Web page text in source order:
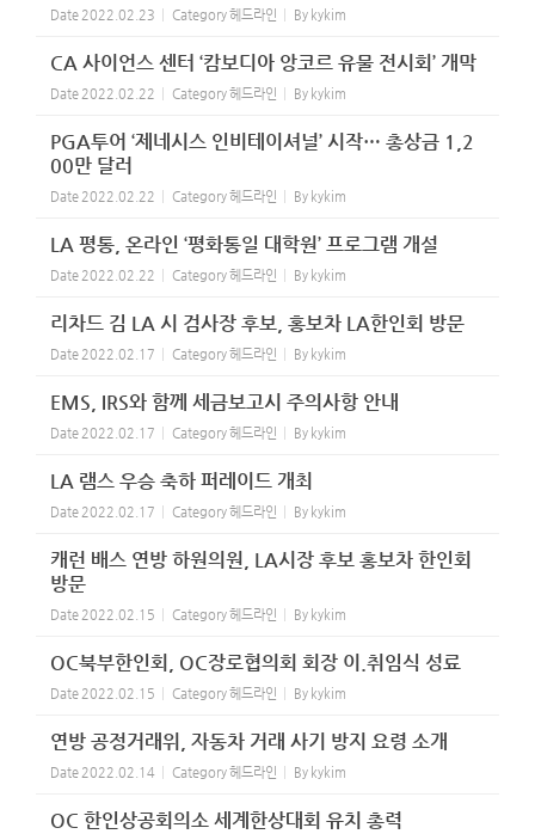
Date 2022.02.23 Category헤드라인 By kykim
CA 사이언스 센터 ‘캄보디아 앙코르 유물 전시회’ 개막
Date 2022.02.22 Category헤드라인 By kykim
PGA투어 ‘제네시스 인비테이셔널’ 시작… 총상금 1,2
00만 달러
Date 2022.02.22 Category헤드라인 By kykim
LA 평통, 온라인 ‘평화통일 대학원’ 프로그램 개설
Date 2022.02.22 Category헤드라인 By kykim
리차드 김 LA 시 검사장 후보, 홍보차 LA한인회 방문
Date 2022.02.17 Category헤드라인 By kykim
EMS, IRS와 함께 세금보고시 주의사항 안내
Date 2022.02.17 Category헤드라인 By kykim
LA 램스 우승 축하 퍼레이드 개최
Date 2022.02.17 Category헤드라인 By kykim
캐런 배스 연방 하원의원, LA시장 후보 홍보차 한인회
방문
Date 2022.02.15 Category헤드라인 By kykim
OC북부한인회, OC장로협의회 회장 이.취임식 성료
Date 2022.02.15 Category헤드라인 By kykim
연방 공정거래위, 자동차 거래 사기 방지 요령 소개
Date 2022.02.14 Category헤드라인 By kykim
OC 한인상공회의소 세계한상대회 유치 총력